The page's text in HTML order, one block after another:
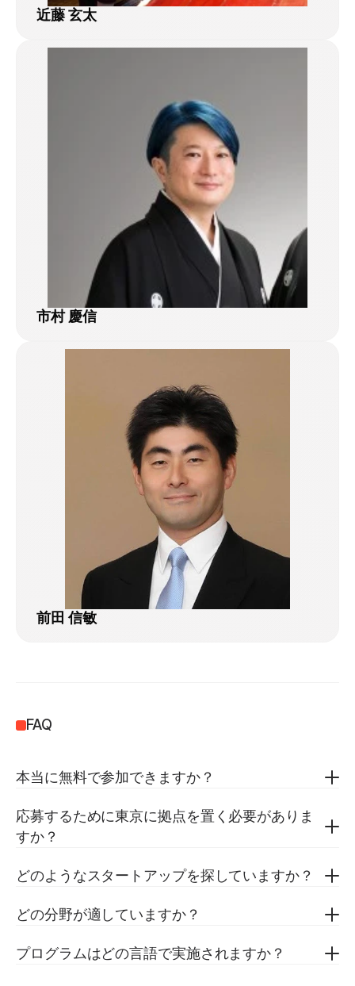
近藤 玄太
市村 慶信
前田 信敏
FAQ
本当に無料で参加できますか？
応募するために東京に拠点を置く必要がありま
すか？
どのようなスタートアップを探していますか？
どの分野が適していますか？
プログラムはどの言語で実施されますか？